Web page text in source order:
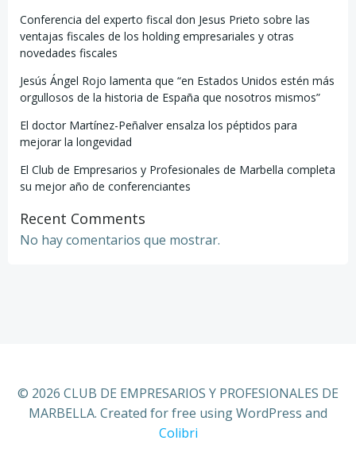
Conferencia del experto fiscal don Jesus Prieto sobre las
ventajas fiscales de los holding empresariales y otras
novedades fiscales
Jesús Ángel Rojo lamenta que “en Estados Unidos estén más
orgullosos de la historia de España que nosotros mismos”
El doctor Martínez-Peñalver ensalza los péptidos para
mejorar la longevidad
El Club de Empresarios y Profesionales de Marbella completa
su mejor año de conferenciantes
Recent Comments
No hay comentarios que mostrar.
© 2026 CLUB DE EMPRESARIOS Y PROFESIONALES DE
MARBELLA. Created for free using WordPress and
Colibri